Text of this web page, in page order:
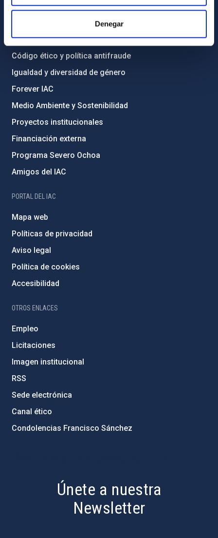
Denegar
Transparencia
Código ético y política antifraude
Igualdad y diversidad de género
Forever IAC
Medio Ambiente y Sostenibilidad
Proyectos institucionales
Financiación externa
Programa Severo Ochoa
Amigos del IAC
PORTAL DEL IAC
Mapa web
Políticas de privacidad
Aviso legal
Política de cookies
Accesibilidad
OTROS ENLACES
Empleo
Licitaciones
Imagen institucional
RSS
Sede electrónica
Canal ético
Condolencias Francisco Sánchez
Únete a nuestra
Newsletter